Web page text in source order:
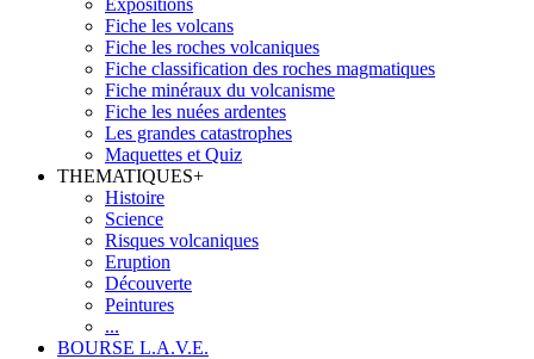
Expositions
Fiche les volcans
Fiche les roches volcaniques
Fiche classification des roches magmatiques
Fiche minéraux du volcanisme
Fiche les nuées ardentes
Les grandes catastrophes
Maquettes et Quiz
THEMATIQUES+
Histoire
Science
Risques volcaniques
Eruption
Découverte
Peintures
...
BOURSE L.A.V.E.